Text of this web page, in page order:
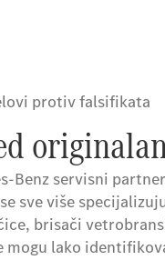
protiv falsifikata
Benz servisni
sve više
brisači
mogu lako